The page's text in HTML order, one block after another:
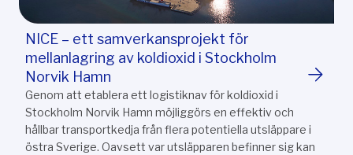
NICE – ett samverkansprojekt för
mellanlagring av koldioxid i Stockholm
Norvik Hamn
Genom att etablera ett logistiknav för koldioxid i
Stockholm Norvik Hamn möjliggörs en effektiv och
hållbar transportkedja från flera potentiella utsläppare i
östra Sverige. Oavsett var utsläpparen befinner sig kan